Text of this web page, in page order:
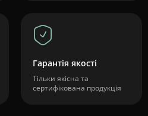
Гарантія якості
Тільки якісна та
сертифікована продукція